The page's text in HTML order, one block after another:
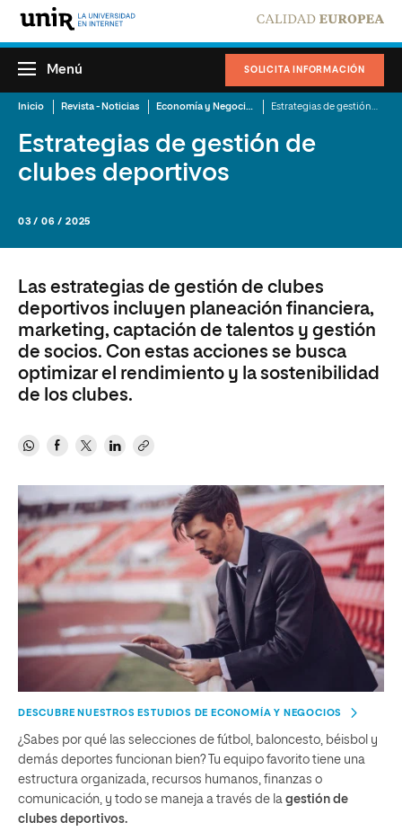
SOLICITA INFORMACIÓN
Menú
Inicio Revista - Noticias Economía y Negocios
Estrategias de gestión de
clubes deportivos
03 / 06 / 2025
Las estrategias de gestión de clubes
deportivos incluyen planeación financiera,
marketing, captación de talentos y gestión
de socios. Con estas acciones se busca
optimizar el rendimiento y la sostenibilidad
de los clubes.
DESCUBRE NUESTROS ESTUDIOS DE ECONOMÍA Y NEGOCIOS
¿Sabes por qué las selecciones de fútbol, baloncesto, béisbol y
demás deportes funcionan bien? Tu equipo favorito tiene una
estructura organizada, recursos humanos, finanzas o
comunicación, y todo se maneja a través de la gestión de
clubes deportivos.